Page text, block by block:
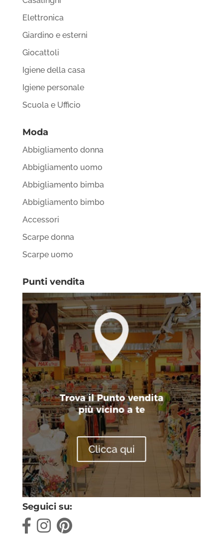
Elettronica
Giardino e esterni
Giocattoli
Igiene della casa
Igiene personale
Scuola e Ufficio
Moda
Abbigliamento donna
Abbigliamento uomo
Abbigliamento bimba
Abbigliamento bimbo
Accessori
Scarpe donna
Scarpe uomo
Punti vendita
Seguici su: